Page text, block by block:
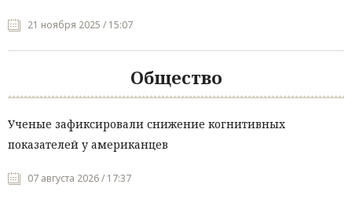
21 ноября 2025 / 15:07
Общество
Ученые зафиксировали снижение когнитивных
показателей у американцев
07 августа 2026 / 17:37